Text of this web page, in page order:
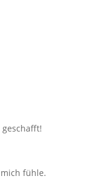
fühle.